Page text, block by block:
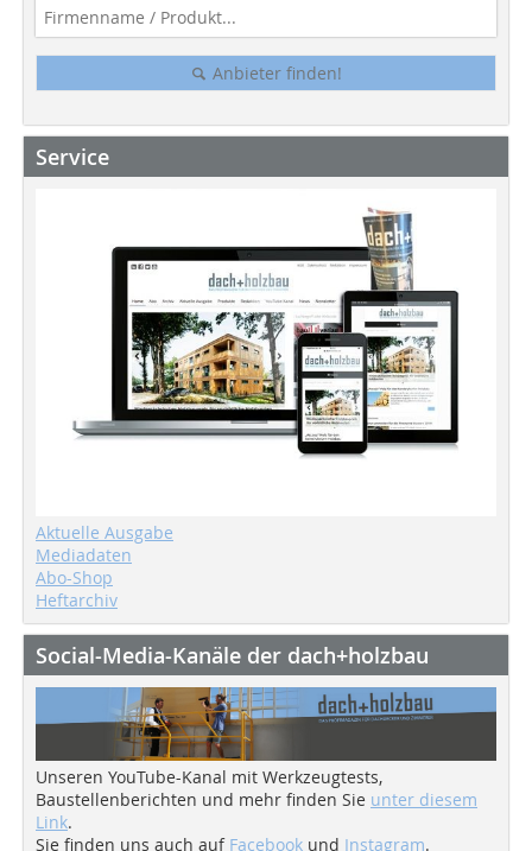
Anbieter finden!
Service
Aktuelle Ausgabe
Mediadaten
Abo-Shop
Heftarchiv
Social-Media-Kanäle der dach+holzbau
Unseren YouTube-Kanal mit Werkzeugtests,
Baustellenberichten und mehr finden Sie unter diesem
Link.
Sie finden uns auch auf Facebook und Instagram.